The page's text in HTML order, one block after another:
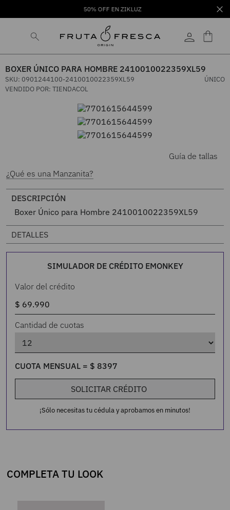
50% OFF EN ZIKLUZ
BOXER ÚNICO PARA HOMBRE 2410010022359XL59
SKU: 0901244100-2410010022359XL59
ÚNICO
VENDIDO POR: TIENDACOL
Guía de tallas
¿Qué es una Manzanita?
DESCRIPCIÓN
Boxer Único para Hombre 2410010022359XL59
DETALLES
SIMULADOR DE CRÉDITO EMONKEY
Valor del crédito
Cantidad de cuotas
CUOTA MENSUAL = $ 8397
SOLICITAR CRÉDITO
¡Sólo necesitas tu cédula y aprobamos en minutos!
COMPLETA TU LOOK